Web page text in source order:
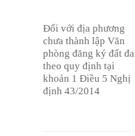
Đối với địa phương
chưa thành lập Văn
phòng đăng ký đất
theo quy định tại
khoản 1 Điều 5 Nghị
định 43/2014